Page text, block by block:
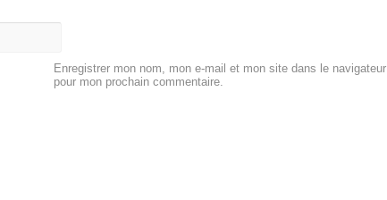
Enregistrer mon nom, mon e-mail et mon site dans le navigateur
pour mon prochain commentaire.